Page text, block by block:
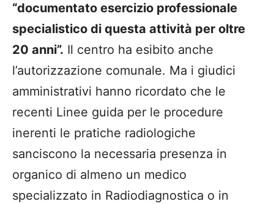
“documentato esercizio professionale
specialistico di questa attività per oltre
20 anni”. Il centro ha esibito anche
l’autorizzazione comunale. Ma i giudici
amministrativi hanno ricordato che le
recenti Linee guida per le procedure
inerenti le pratiche radiologiche
sanciscono la necessaria presenza in
organico di almeno un medico
specializzato in Radiodiagnostica o in